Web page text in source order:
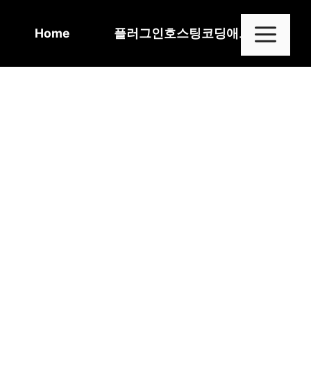
Home 플러그인호스팅코딩애드센스